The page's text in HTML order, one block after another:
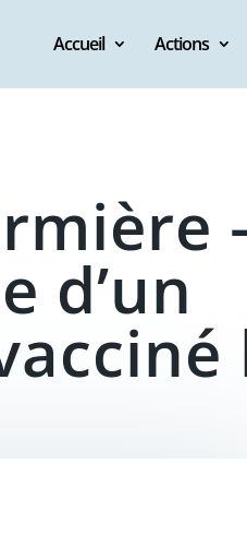
Accueil Actions
d’un